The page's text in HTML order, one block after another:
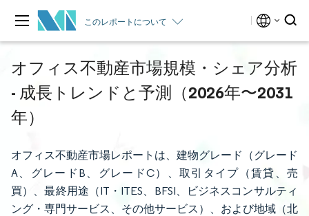
このレポートについて
オフィス不動産市場規模・シェア分析
- 成長トレンドと予測（2026年〜2031
年）
オフィス不動産市場レポートは、建物グレード（グレード
A、グレードB、グレードC）、取引タイプ（賃貸、売
買）、最終用途（IT・ITES、BFSI、ビジネスコンサルティ
ング・専門サービス、その他サービス）、および地域（北